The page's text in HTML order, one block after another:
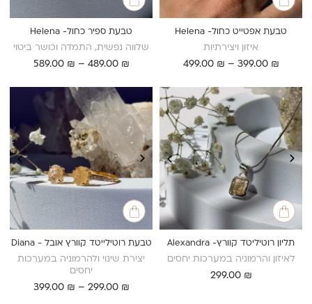
טבעת אפטייט כחול- Helena
איזון ויצירתיות
399.00 ₪
–
499.00 ₪
טווח
⁦399.00 ₪⁩
עד
טבעת ספיר כחול- Helena
שלווה נפשית, התמדה וכושר ביטוי
489.00 ₪
–
589.00 ₪
תליון רוטיליטד קוורץ- Alexandra
לאיזון והרמוניה במערכות יחסים
299.00 ₪
טבעת רוטילייטד קוורץ אובל - Diana
יצירת שינוי ולהרמוניה במערכות
יחסים
299.00 ₪
–
399.00 ₪
טווח